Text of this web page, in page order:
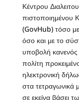
Κέντρου
(GovHub) τόσο
όσο και με το
υποβολή κανενός
πολίτη
ηλεκτρονική
στα τετραγωνικά
σε εκείνα βάσει